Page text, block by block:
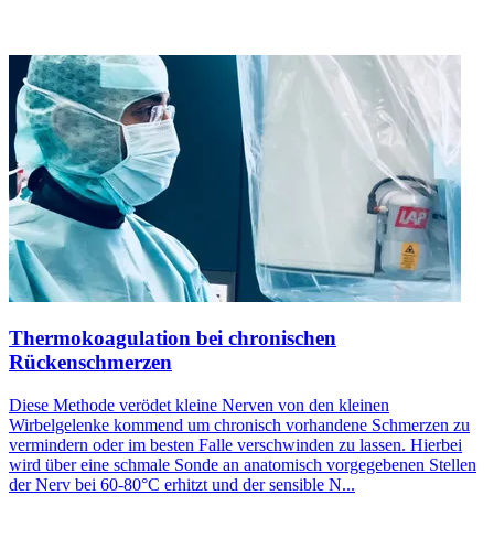
Thermokoagulation bei chronischen
Rückenschmerzen
Diese Methode verödet kleine Nerven von den kleinen
Wirbelgelenke kommend um chronisch vorhandene Schmerzen zu
vermindern oder im besten Falle verschwinden zu lassen. Hierbei
wird über eine schmale Sonde an anatomisch vorgegebenen Stellen
der Nerv bei 60-80°C erhitzt und der sensible N...